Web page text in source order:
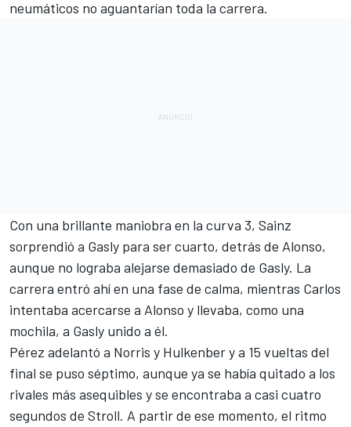
neumáticos no aguantarían toda la carrera.
Con una brillante maniobra en la curva 3, Sainz
sorprendió a Gasly para ser cuarto, detrás de Alonso,
aunque no lograba alejarse demasiado de Gasly. La
carrera entró ahí en una fase de calma, mientras Carlos
intentaba acercarse a Alonso y llevaba, como una
mochila, a Gasly unido a él.
Pérez adelantó a Norris y Hulkenber y a 15 vueltas del
final se puso séptimo, aunque ya se había quitado a los
rivales más asequibles y se encontraba a casi cuatro
segundos de Stroll. A partir de ese momento, el ritmo